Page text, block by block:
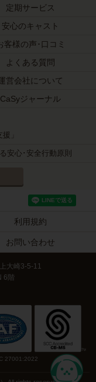
定期サービス
安心のキャスト
客様の声･口コミ
よくある質問
営会社について
CaSyジャーナル
」
安心･安全行動原則
利用規約
お問い合わせ
大崎3-5-11
6階
27001:2022